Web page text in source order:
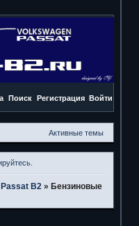
Поиск Регистрация Войти
Активные темы
B2 » Бензиновые